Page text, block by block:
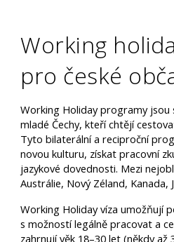
Working
pro české
Working Holiday programy
mladé Čechy, kteří chtějí
Tyto bilaterální a reciproční
novou kulturu, získat pracovní
jazykové dovednosti. Mezi
Austrálie, Nový Zéland, Kanada,
Working Holiday víza umožňují
s možností legálně pracovat a
zahrnují věk 18–30 let (někdy